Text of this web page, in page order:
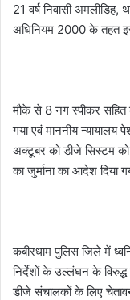
21 वर्ष निवासी अमलीडिह,
अधिनियम 2000 के तहत
मौके से 8 नग स्पीकर सहित
गया एवं माननीय न्यायालय
अक्टूबर को डीजे सिस्टम
का जुर्माना का आदेश दिया
कबीरधाम पुलिस जिले में
निर्देशों के उल्लंघन के
डीजे संचालकों के लिए